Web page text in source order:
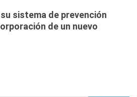
sistema de prevención
de un nuevo